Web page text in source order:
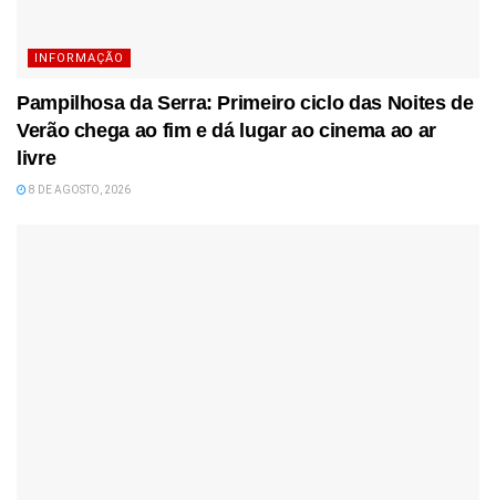
INFORMAÇÃO
Pampilhosa da Serra: Primeiro ciclo das Noites de
Verão chega ao fim e dá lugar ao cinema ao ar
livre
8 DE AGOSTO, 2026